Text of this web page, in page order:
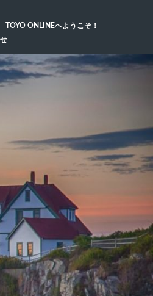
TOYO ONLINEへようこそ！